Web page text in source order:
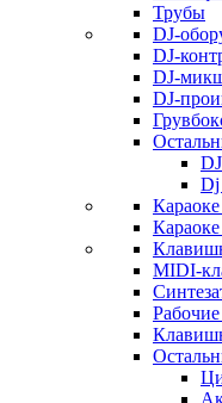
Трубы
DJ-
DJ-
DJ-
DJ-
Dj
MIDI-